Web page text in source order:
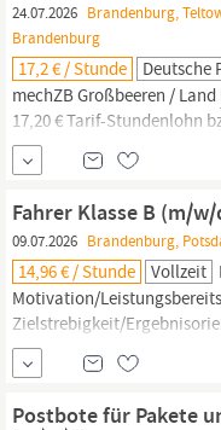
24.07.2026 Brandenburg,
Brandenburg
17,2 € / Stunde Deutsche
mechZB Großbeeren / Land
17,20 € Tarif-Stundenlohn
ggf. regionale
im November Bis zu 332,34
unbefristet / befristet in
Fahrer Klasse B (m/
09.07.2026 Brandenburg,
14,96 € / Stunde Vollzeit
Motivation/
Zielstrebigkeit/
Fragen zum Job?
E-Mail an potsdam,
(m/w/d), Lieferfahrer (m/w/
Postbote für Pakete